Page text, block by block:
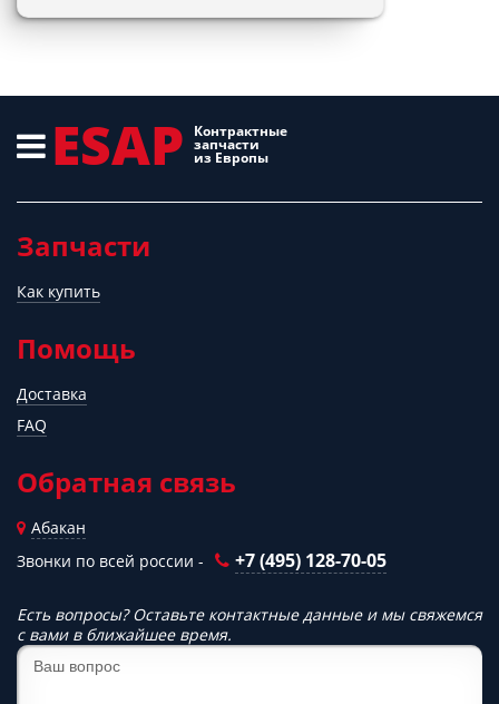
ESAP Контрактные
запчасти
из Европы
Запчасти
Как купить
Помощь
Доставка
FAQ
Обратная связь
Абакан
Звонки по всей россии -
+7 (495) 128-70-05
Есть вопросы? Оставьте контактные данные и мы свяжемся
с вами в ближайшее время.